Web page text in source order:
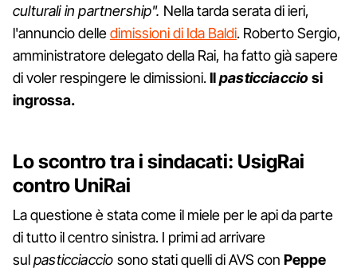
culturali in partnership". Nella tarda serata di ieri,
l'annuncio delledimissioni di Ida Baldi. Roberto Sergio,
amministratore delegato della Rai, ha fatto già sapere
di voler respingere le dimissioni.Ilpasticciaccio si
ingrossa.
Lo scontro tra i sindacati: UsigRai
contro UniRai
La questione è stata come il miele per le api da parte
di tutto il centro sinistra. I primi ad arrivare
sulpasticciaccio sono stati quelli di AVS con Peppe